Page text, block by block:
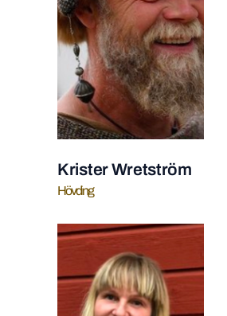
Krister Wretström
Hövding